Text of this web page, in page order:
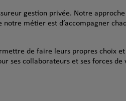
gestion privée. Notre
métier est d’accompagner
de faire leurs propres choix
ses collaborateurs et ses forces de